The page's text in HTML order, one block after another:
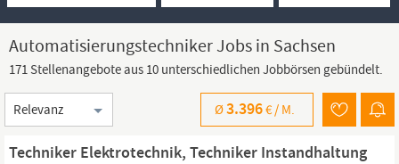
Automatisierungstechniker Jobs in Sachsen
171 Stellenangebote aus 10 unterschiedlichen Jobbörsen gebündelt.
Sortierung
Ø3.396€ / M.
Techniker Elektrotechnik, Techniker Instandhaltung